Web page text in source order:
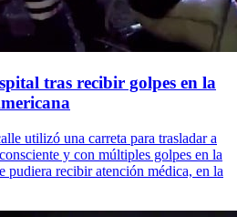
tras recibir golpes en la
utilizó una carreta para trasladar a
y con múltiples golpes en la
pudiera recibir atención médica, en la